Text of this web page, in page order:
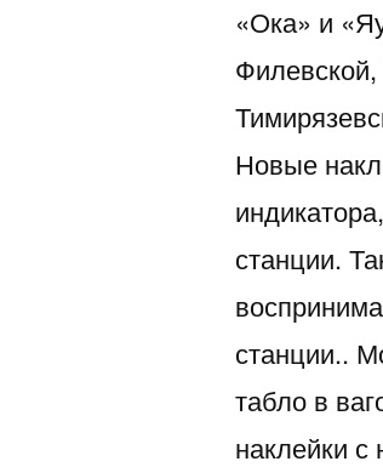
«Ока» и
Филевской,
Новые
станции.
станции..
табло в
наклейки